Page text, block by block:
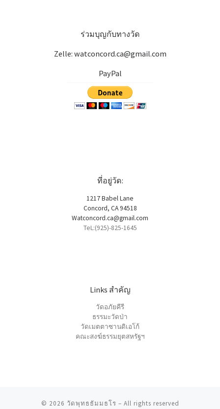
ร่วมบุญกับทางวัด
Zelle: watconcord.ca@gmail.com
PayPal
ที่อยู่วัด:
1217 Babel Lane
Concord, CA 94518
Watconcord.ca@gmail.com
TeL:(925)-825-1645
Links สำคัญ
วัดอภัยคีรี
ธรรมะวัดป่า
วัดเมตตาซานดิเอโก้
คณะสงฆ์ธรรมยุตสหรัฐฯ
© 2026 วัดพุทธธัมมธโร – All rights reserved